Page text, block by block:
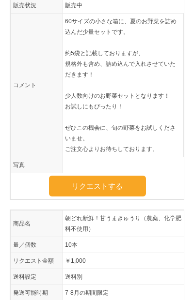
販売状況 販売中
コメント
60サイズの小さな箱に、夏のお野菜を詰め
込んだ少量セットです。
約5袋と記載しておりますが、
規格外も含め、詰め込んで入れさせていた
だきます！
少人数向けのお野菜セットとなります！
お試しにもぴったり！
ぜひこの機会に、旬の野菜をお試しくださ
いませ。
ご注文心よりお待ちしております。
写真
リクエストする
商品名
朝どれ新鮮！甘うまきゅうり（農薬、化学肥
料不使用）
量／個数 10本
リクエスト金額 ￥1,000
送料設定 送料別
発送可能時期 7-8月の期間限定